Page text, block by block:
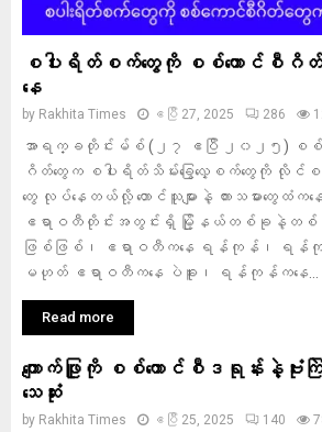
စပါးရိတ်စက်တွေကို စစ်ကောင်စီဂိတ်
နေ
by Rakhita Times ဧပြီ 27, 2025 286
အာရက္ခတိုင်းမ်စ် (၂၇ ဧပြီ ၂၀၂၅) စစ်ကေ
ဂိတ်တွေက စပါးရိတ်သိမ်းခြွေလှေ့စက်တွေကို လိုင်စင်မ
တွေ လုပ်နေတယ်လို့ တောင်သူများနဲ့ ကားသမားတွေထံ
ဧရာဝတီတိုင်းအတွင်းရှိ မြို့နယ်တစ်ခုနဲ့တစ်ခု
ဖြစ်ဖြစ်၊ ဧရာဝတီကနေ ရန်ကုန်၊ ရန်ကု
မဟုတ် ဧရာဝတီကနေ ပဲခူး၊ ရန်ကုန်ကနေ...
Read more
ကျောက်ဖြူကို စစ်ကောင်စီဒရုန်းနဲ့ဗုံးက
သေဆုံး
by Rakhita Times ဧပြီ 25, 2025 140